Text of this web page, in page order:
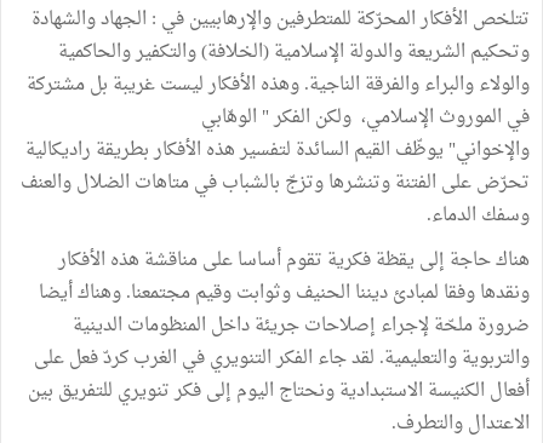
تتلخص الأفكار المحرّكة للمتطرفين والإرهابيين في : الجهاد والشهادة
وتحكيم الشريعة والدولة الإسلامية (الخلافة) والتكفير والحاكمية
والولاء والبراء والفرقة الناجية. وهذه الأفكار ليست غريبة بل مشتركة
في الموروث الإسلامي، ولكن الفكر " الوهّابي
والإخواني" يوظّف القيم السائدة لتفسير هذه الأفكار بطريقة راديكالية
تحرّض على الفتنة وتنشرها وتزجّ بالشباب في متاهات الضلال والعنف
وسفك الدماء.
هناك حاجة إلى يقظة فكرية تقوم أساسا على مناقشة هذه الأفكار
ونقدها وفقا لمبادئ ديننا الحنيف وثوابت وقيم مجتمعنا. وهناك أيضا
ضرورة ملحّة لإجراء إصلاحات جريئة داخل المنظومات الدينية
والتربوية والتعليمية. لقد جاء الفكر التنويري في الغرب كردّ فعل على
أفعال الكنيسة الاستبدادية ونحتاج اليوم إلى فكر تنويري للتفريق بين
الاعتدال والتطرف.